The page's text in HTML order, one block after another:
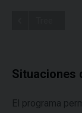
Situaciones
El programa